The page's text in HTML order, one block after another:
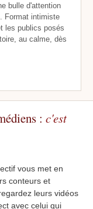
bulle d'attention
Format intimiste
les publics posés
au calme, dès
: c'est
vous met en
conteurs et
leurs vidéos
avec celui qui